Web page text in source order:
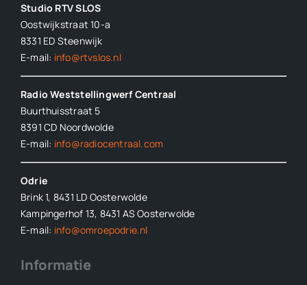
Studio RTV SLOS
Oostwijkstraat 10-a
8331 ED Steenwijk
E-mail: info@rtvslos.nl
Radio Weststellingwerf Centraal
Buurthuisstraat 5
8391 CD Noordwolde
E-mail: info@radiocentraal.com
Odrie
Brink 1, 8431 LD Oosterwolde
Kampingerhof 13, 8431 AS Oosterwolde
E-mail: info@omroepodrie.nl
Informatie